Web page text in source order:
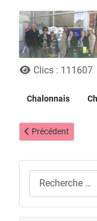
Clics : 111607
Chalonnais
Article précédent :
Précédent